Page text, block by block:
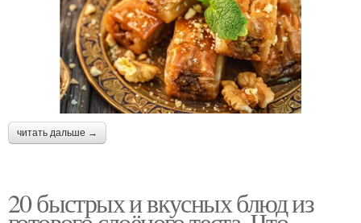
читать дальше →
20 быстрых и вкусных блюд из